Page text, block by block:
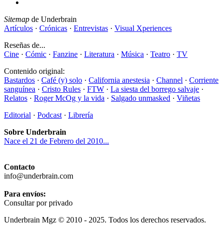
Sitemap de Underbrain
Artículos · Crónicas · Entrevistas · Visual Xperiences
Reseñas de...
Cine · Cómic · Fanzine · Literatura · Música · Teatro · TV
Contenido original:
Bastardos · Café (y) solo · California anestesia · Channel · Corriente
sanguínea · Cristo Rules · FTW · La siesta del borrego salvaje ·
Relatos · Roger McOg y la vida · Salgado unmasked · Viñetas
Editorial · Podcast · Librería
Sobre Underbrain
Nace el 21 de Febrero del 2010...
Contacto
info@underbrain.com
Para envíos:
Consultar por privado
Underbrain Mgz © 2010 - 2025. Todos los derechos reservados.